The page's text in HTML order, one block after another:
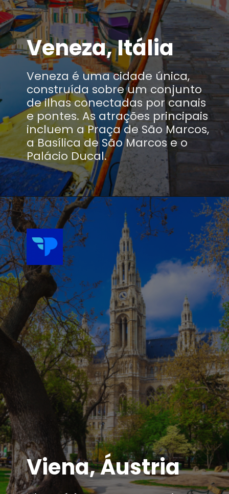
Veneza, Itália
Veneza é uma cidade única,
construída sobre um conjunto
de ilhas conectadas por canais
e pontes. As atrações principais
incluem a Praça de São Marcos,
a Basílica de São Marcos e o
Palácio Ducal.
Viena, Áustria